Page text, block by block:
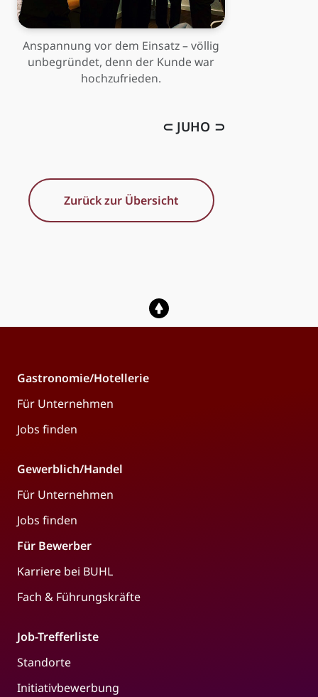
Anspannung vor dem Einsatz – völlig
unbegründet, denn der Kunde war
hochzufrieden.
⊂ JUHO ⊃
Zurück zur Übersicht
Gastronomie/Hotellerie
Für Unternehmen
Jobs finden
Gewerblich/Handel
Für Unternehmen
Jobs finden
Für Bewerber
Karriere bei BUHL
Fach & Führungskräfte
Job-Trefferliste
Standorte
Initiativbewerbung